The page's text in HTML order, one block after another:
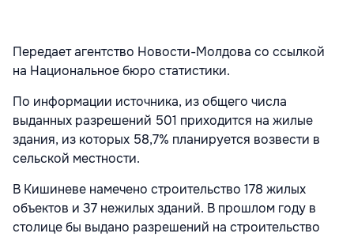
Передает агентство Новости-Молдова со ссылкой
на Национальное бюро статистики.
По информации источника, из общего числа
выданных разрешений 501 приходится на жилые
здания, из которых 58,7% планируется возвести в
сельской местности.
В Кишиневе намечено строительство 178 жилых
объектов и 37 нежилых зданий. В прошлом году в
столице бы выдано разрешений на строительство